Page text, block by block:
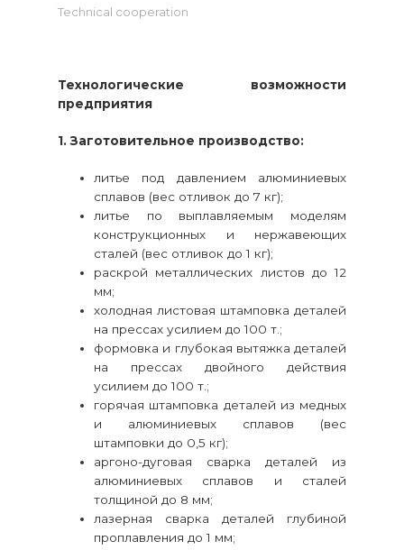
Technical cooperation
Технологические возможности
предприятия
1. Заготовительное производство:
литье под давлением алюминиевых
сплавов (вес отливок до 7 кг);
литье по выплавляемым моделям
конструкционных и нержавеющих
сталей (вес отливок до 1 кг);
раскрой металлических листов до 12
мм;
холодная листовая штамповка деталей
на прессах усилием до 100 т.;
формовка и глубокая вытяжка деталей
на прессах двойного действия
усилием до 100 т.;
горячая штамповка деталей из медных
и алюминиевых сплавов (вес
штамповки до 0,5 кг);
аргоно-дуговая сварка деталей из
алюминиевых сплавов и сталей
толщиной до 8 мм;
лазерная сварка деталей глубиной
проплавления до 1 мм;